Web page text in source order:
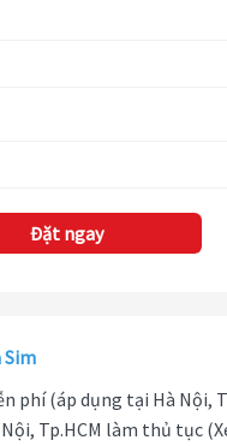
Đặt ngay
Sim
phí (áp dụng tại Hà Nội,
Tp.HCM làm thủ tục